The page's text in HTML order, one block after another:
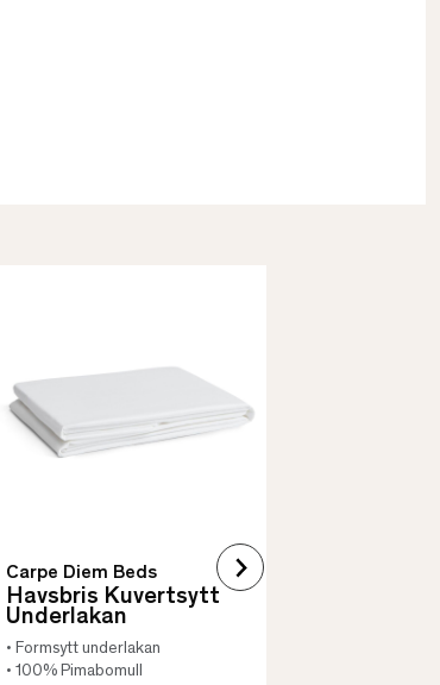
Carpe Diem Beds
Havsbris Kuvertsytt
Underlakan
• Formsytt underlakan
• 100% Pimabomull